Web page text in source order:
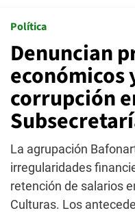
Política
Denuncian
económicos
corrupción
La agrupación
irregularidades
retención de salarios
Culturas. Los